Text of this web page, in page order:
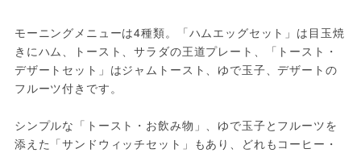
モーニングメニューは4種類。「ハムエッグセット」は目玉焼
きにハム、トースト、サラダの王道プレート、「トースト・
デザートセット」はジャムトースト、ゆで玉子、デザートの
フルーツ付きです。
シンプルな「トースト・お飲み物」、ゆで玉子とフルーツを
添えた「サンドウィッチセット」もあり、どれもコーヒー・